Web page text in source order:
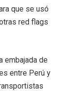
que se usó
red flags
embajada de
entre Perú y